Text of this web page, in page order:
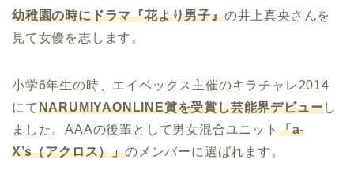
幼稚園の時にドラマ『花より男子』の井上真央さんを
見て女優を志します。
小学6年生の時、エイベックス主催のキラチャレ2014
にてNARUMIYAONLINE賞を受賞し芸能界デビューし
ました。AAAの後輩として男女混合ユニット 「a-
X’s（アクロス）」のメンバーに選ばれます。